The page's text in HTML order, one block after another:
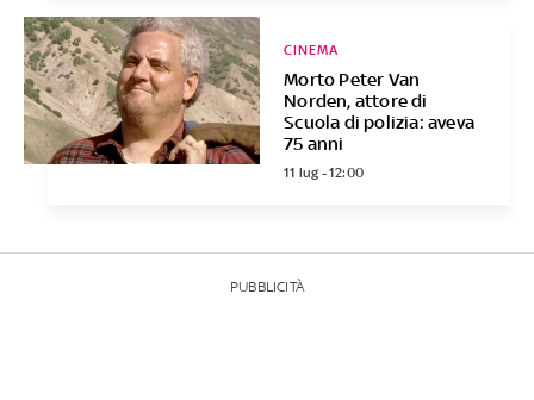
Morto Peter Van
Norden, attore di
Scuola di polizia: aveva
75 anni
CINEMA
11 lug - 12:00
PUBBLICITÀ